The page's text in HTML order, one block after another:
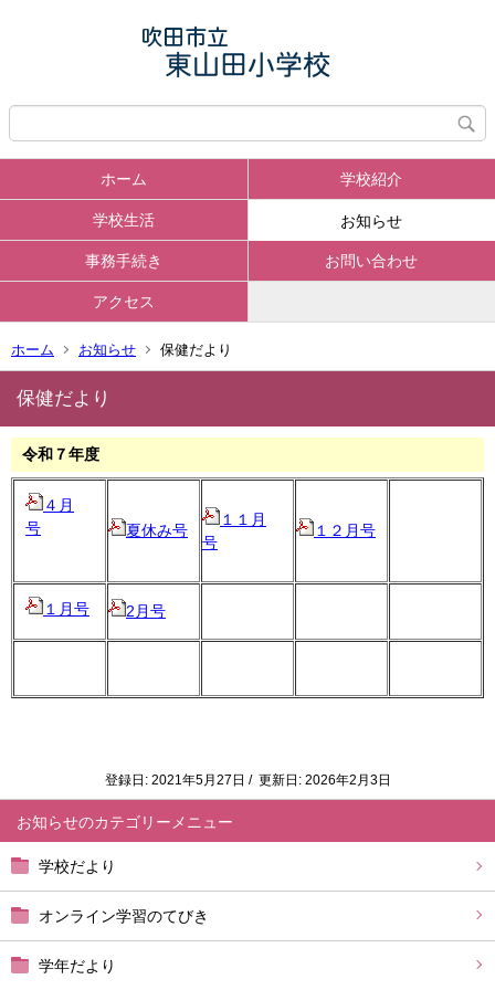
ホーム 学校紹介
学校生活 お知らせ
事務手続き お問い合わせ
アクセス
ホーム お知らせ 保健だより
お知らせ
学校だより
オンライン学習のてびき
学年だより
保健だより
令和７年度
４月
号
夏休み号
１１月
号
１２月号
１月号 2月号
登録日: 2021年5月27日 / 更新日: 2026年2月3日